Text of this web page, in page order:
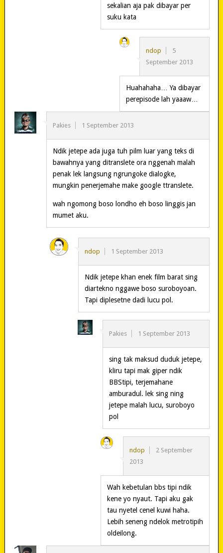
sekalian aja pak dibayar per
suku kata
ndop
5
September 2013
Huahahaha… Ya dibayar
perepisode lah yaaaw…
Pakies 1 September 2013
Ndik jetepe ada juga tuh pilm luar yang teks di
bawahnya yang ditranslete ora nggenah malah
penak lek langsung ngrungoke dialogke,
mungkin penerjemahe make google ttranslete.
wah ngomong boso londho eh boso linggis jan
mumet aku.
ndop 1 September 2013
Ndik jetepe khan enek film barat sing
diartekno nggawe boso suroboyoan.
Tapi diplesetne dadi lucu pol.
Pakies 1 September 2013
sing tak maksud duduk jetepe,
kliru tapi mak giper ndik
BBStipi, terjemahane
amburadul. lek sing ning
jetepe malah lucu, suroboyo
pol
ndop
2 September
2013
Wah kebetulan bbs tipi ndik
kene yo nyaut. Tapi aku gak
tau nyetel cenel kuwi haha.
Lebih seneng ndelok metrotipih
oldeilong.